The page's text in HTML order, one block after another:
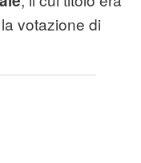
votazione di